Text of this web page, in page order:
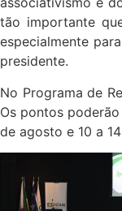
tão importante
especialmente
presidente.
No Programa de
Os pontos
de agosto e 10 a